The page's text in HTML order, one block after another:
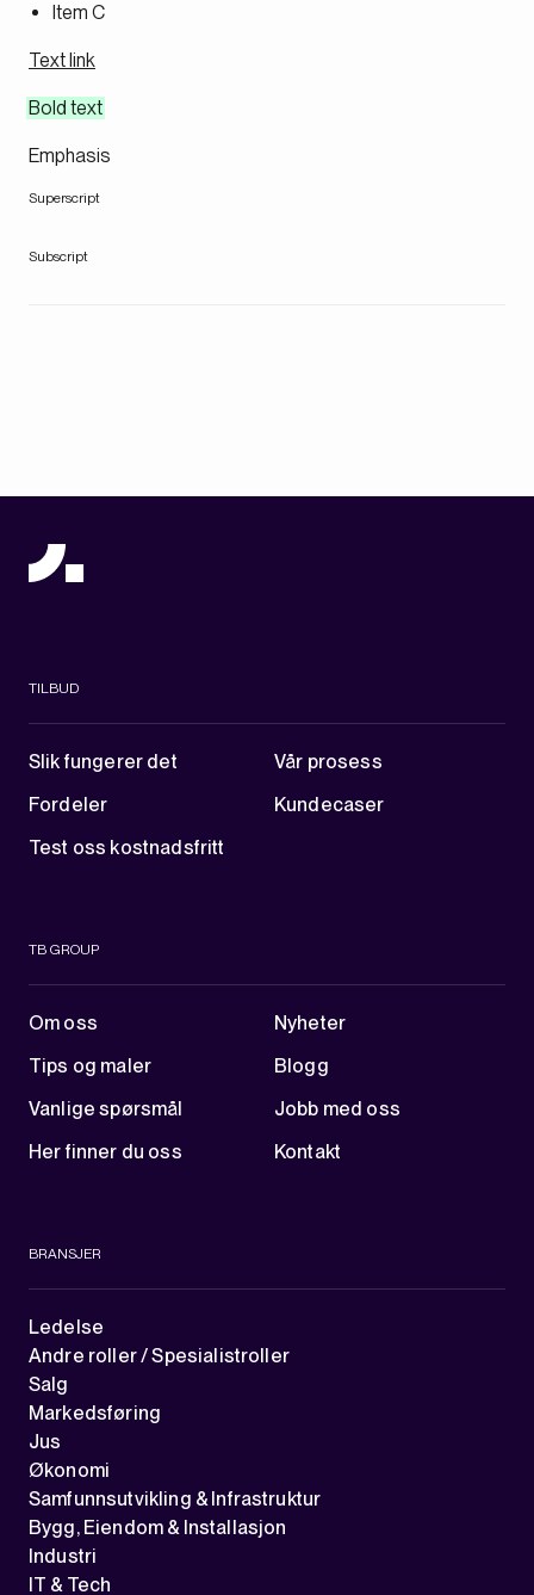
Item C
Text link
Bold text
Emphasis
Superscript
Subscript
TILBUD
Slik fungerer det
Vår prosess
Fordeler
Kundecaser
Test oss kostnadsfritt
TB GROUP
Om oss
Nyheter
Tips og maler
Blogg
Vanlige spørsmål
Jobb med oss
Her finner du oss
Kontakt
BRANSJER
Ledelse
Andre roller / Spesialistroller
Salg
Markedsføring
Jus
Økonomi
Samfunnsutvikling & Infrastruktur
Bygg, Eiendom & Installasjon
Industri
IT & Tech